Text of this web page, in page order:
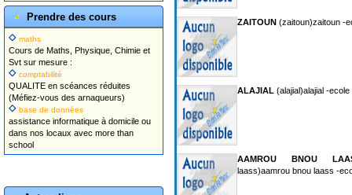
Prendre des cours
maths
Cours de Maths, Physique, Chimie et
Svt sur mesure :
comptabilité
QUALITE en scéances réduites
(Méfiez-vous des arnaqueurs)
base de données
assistance informatique à domicile ou
dans nos locaux avec more than
school
ZAITOUN (zaitoun)zaitoun -
ALAJIAL (alajial)alajial -
AAMROU BNOU
laass)aamrou bnou laass -